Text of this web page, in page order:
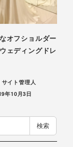
オフショルダー
ェディングドレ
サイト管理人
日
年10月3日
検索